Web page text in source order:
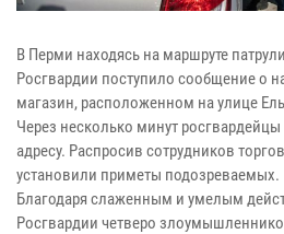
В Перми находясь на маршруте
Росгвардии поступило сообщение о
магазин, расположенном на улице
Через несколько минут
адресу. Распросив сотрудников
установили приметы подозреваемых.
Благодаря слаженным и умелым
Росгвардии четверо